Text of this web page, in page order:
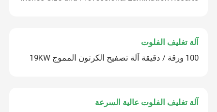
آلة تغليف الفلوت
100 ورقة / دقيقة آلة تصفيح الكرتون المموج 19KW
آلة تغليف الفلوت عالية السرعة